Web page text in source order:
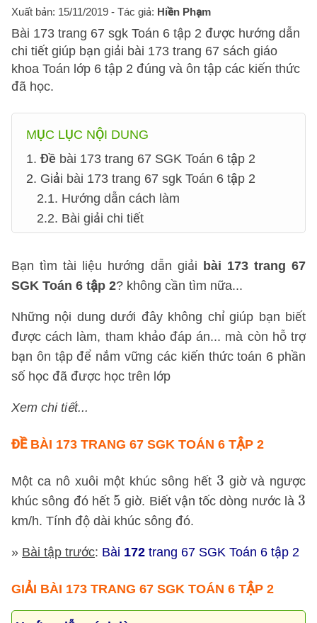
Xuất bản: 15/11/2019 - Tác giả: Hiền Phạm
Bài 173 trang 67 sgk Toán 6 tập 2 được hướng dẫn
chi tiết giúp bạn giải bài 173 trang 67 sách giáo
khoa Toán lớp 6 tập 2 đúng và ôn tập các kiến thức
đã học.
MỤC LỤC NỘI DUNG
1. Đề bài 173 trang 67 SGK Toán 6 tập 2
2. Giải bài 173 trang 67 sgk Toán 6 tập 2
2.1. Hướng dẫn cách làm
2.2. Bài giải chi tiết
Bạn tìm tài liệu hướng dẫn giải bài 173 trang 67
SGK Toán 6 tập 2? không cần tìm nữa...
Những nội dung dưới đây không chỉ giúp bạn biết
được cách làm, tham khảo đáp án... mà còn hỗ trợ
bạn ôn tập để nắm vững các kiến thức toán 6 phần
số học đã được học trên lớp
Xem chi tiết...
ĐỀ BÀI 173 TRANG 67 SGK TOÁN 6 TẬP 2
Một ca nô xuôi một khúc sông hết 3
3 giờ và ngược
khúc sông đó hết 5
5 giờ. Biết vận tốc dòng nước là 3
3
km/h. Tính độ dài khúc sông đó.
» Bài tập trước: Bài 172 trang 67 SGK Toán 6 tập 2
GIẢI BÀI 173 TRANG 67 SGK TOÁN 6 TẬP 2